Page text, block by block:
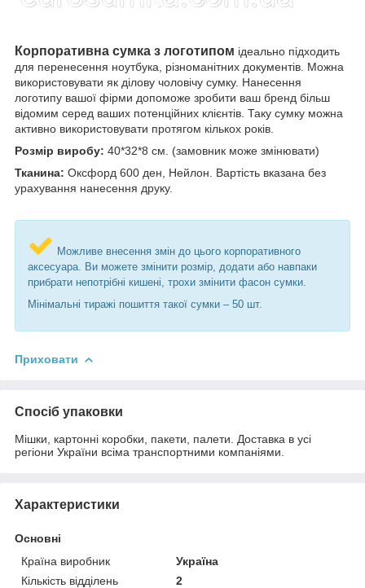
Корпоративна сумка з логотипом ідеально підходить
для перенесення ноутбука, різноманітних документів. Можна
використовувати як ділову чоловічу сумку. Нанесення
логотипу вашої фірми допоможе зробити ваш бренд більш
відомим серед ваших потенційних клієнтів. Таку сумку можна
активно використовувати протягом кількох років.
Розмір виробу: 40*32*8 см. (замовник може змінювати)
Тканина: Оксфорд 600 ден, Нейлон. Вартість вказана без
урахування нанесення друку.
Можливе внесення змін до цього корпоративного
аксесуара. Ви можете змінити розмір, додати або навпаки
прибрати непотрібні кишені, трохи змінити фасон сумки.
Мінімальні тиражі пошиття такої сумки – 50 шт.
Приховати
Спосіб упаковки
Мішки, картонні коробки, пакети, палети. Доставка в усі
регіони України всіма транспортними компаніями.
Характеристики
Основні
Країна виробник
Україна
Кількість відділень
2